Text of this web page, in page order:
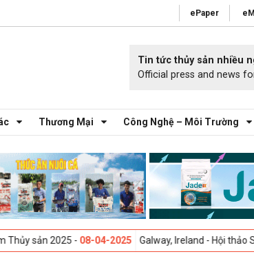
ePaper
Tin tức thủy sản nhiều
Official press and news
Thương Mại Công Nghệ – Môi Trường
2025 -08-04-2025 Galway, Ireland - Hội thảo Sáng kiến